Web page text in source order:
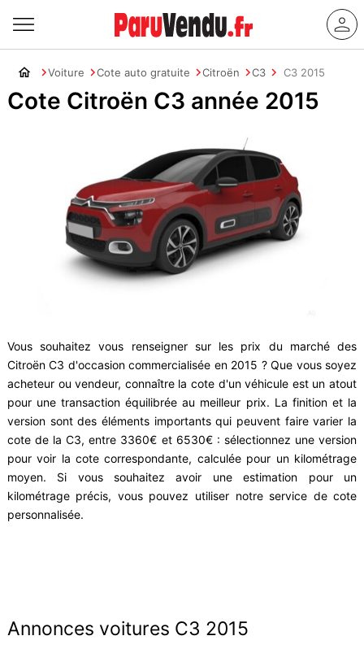
Voiture Cote auto gratuite Citroën C3 C3 2015
Cote Citroën C3 année 2015
Vous souhaitez vous renseigner sur les prix du marché des
Citroën C3 d'occasion commercialisée en 2015 ? Que vous soyez
acheteur ou vendeur, connaître la cote d'un véhicule est un atout
pour une transaction équilibrée au meilleur prix. La finition et la
version sont des éléments importants qui peuvent faire varier la
cote de la C3, entre 3360€ et 6530€ : sélectionnez une version
pour voir la cote correspondante, calculée pour un kilométrage
moyen. Si vous souhaitez avoir une estimation pour un
kilométrage précis, vous pouvez utiliser notre service de cote
personnalisée.
Annonces voitures C3 2015